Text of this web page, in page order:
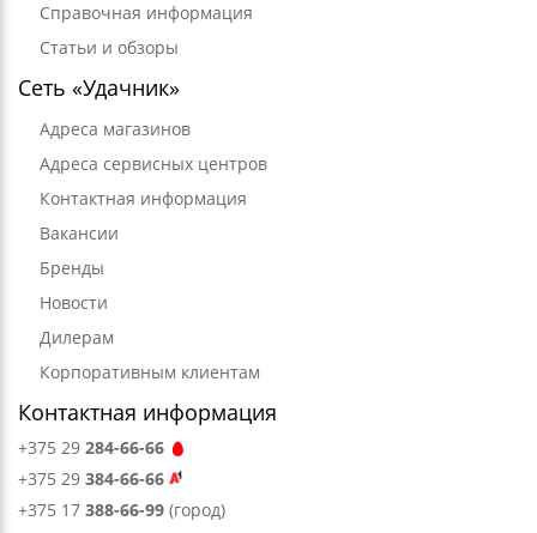
Справочная информация
Статьи и обзоры
Сеть «Удачник»
Адреса магазинов
Адреса сервисных центров
Контактная информация
Вакансии
Бренды
Новости
Дилерам
Корпоративным клиентам
Контактная информация
+375 29 284-66-66
+375 29 384-66-66
+375 17 388-66-99 (город)